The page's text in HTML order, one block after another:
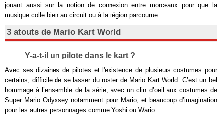
jouant aussi sur la notion de connexion entre morceaux pour que la
musique colle bien au circuit ou à la région parcourue.
3 atouts de Mario Kart World
Y-a-t-il un pilote dans le kart ?
Avec ses dizaines de pilotes et l'existence de plusieurs costumes pour
certains, difficile de se lasser du roster de Mario Kart World. C’est un bel
hommage à l’ensemble de la série, avec un clin d’oeil aux costumes de
Super Mario Odyssey notamment pour Mario, et beaucoup d’imagination
pour les autres personnages comme Yoshi ou Wario.